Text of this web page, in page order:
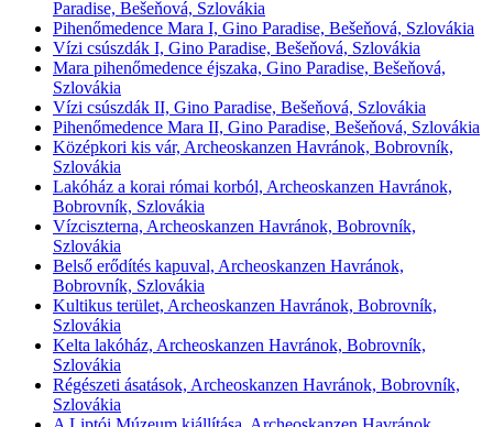
Paradise, Bešeňová, Szlovákia
Pihenőmedence Mara I, Gino Paradise, Bešeňová, Szlovákia
Vízi csúszdák I, Gino Paradise, Bešeňová, Szlovákia
Mara pihenőmedence éjszaka, Gino Paradise, Bešeňová,
Szlovákia
Vízi csúszdák II, Gino Paradise, Bešeňová, Szlovákia
Pihenőmedence Mara II, Gino Paradise, Bešeňová, Szlovákia
Középkori kis vár, Archeoskanzen Havránok, Bobrovník,
Szlovákia
Lakóház a korai római korból, Archeoskanzen Havránok,
Bobrovník, Szlovákia
Vízciszterna, Archeoskanzen Havránok, Bobrovník,
Szlovákia
Belső erődítés kapuval, Archeoskanzen Havránok,
Bobrovník, Szlovákia
Kultikus terület, Archeoskanzen Havránok, Bobrovník,
Szlovákia
Kelta lakóház, Archeoskanzen Havránok, Bobrovník,
Szlovákia
Régészeti ásatások, Archeoskanzen Havránok, Bobrovník,
Szlovákia